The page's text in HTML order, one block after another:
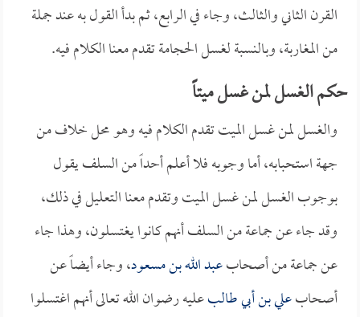
القرن الثاني والثالث، وجاء في الرابع، ثم بدأ القول به عند جملة
من المغاربة، وبالنسبة لغسل الحجامة تقدم معنا الكلام فيه.
حكم الغسل لمن غسل ميتاً
والغسل لمن غسل الميت تقدم الكلام فيه وهو محل خلاف من
جهة استحبابه، أما وجوبه فلا أعلم أحداً من السلف يقول
بوجوب الغسل لمن غسل الميت وتقدم معنا التعليل في ذلك،
وقد جاء عن جماعة من السلف أنهم كانوا يغتسلون، وهذا جاء
عن جماعة من أصحابعبد الله بن مسعود، وجاء أيضاً عن
أصحابعلي بن أبي طالبعليه رضوان الله تعالى أنهم اغتسلوا